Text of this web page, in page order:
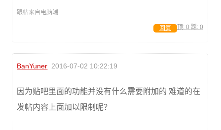
跟帖来自电脑端
顶: 0 踩: 0
回复
BanYuner 2016-07-02 10:22:19
因为贴吧里面的功能并没有什么需要附加的 难道的在
发帖内容上面加以限制呢？